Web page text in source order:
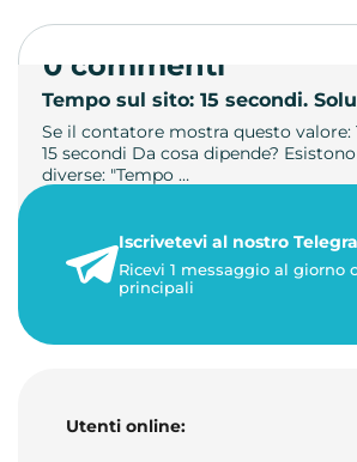
Tempo sul sito: 15 secondi.
Se il contatore mostra questo valore:
15 secondi Da cosa dipende?
diverse: "Tempo …
3 minuti di lettura
0 commenti
Iscrivetevi al nostro
Ricevi 1 messaggio al giorno
principali
Utenti online: